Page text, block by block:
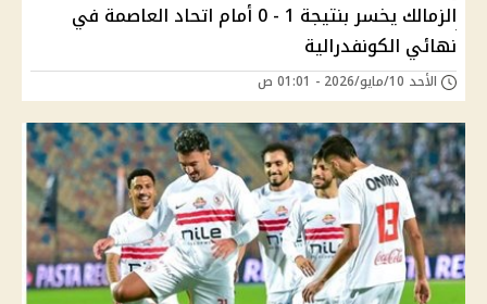
الزمالك يخسر بنتيجة 1 - 0 أمام اتحاد العاصمة في
نهائي الكونفدرالية
الأحد 10/مايو/2026 - 01:01 ص